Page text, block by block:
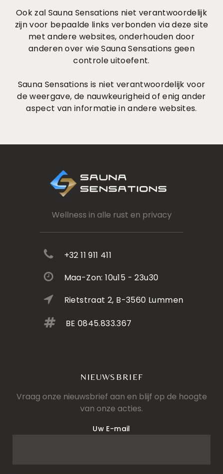
Ook zal Sauna Sensations niet verantwoordelijk
zijn voor bepaalde links verbonden via deze site
met andere websites, onderhouden door
anderen over wie Sauna Sensations geen
controle uitoefent.
Sauna Sensations is niet verantwoordelijk voor
de weergave, de nauwkeurigheid of enig ander
aspect van informatie in andere websites.
Wellness in alle rust en privacy
+32 11 911 411
Maa-Zon: 10u15 - 23u30
Rietstraat 2, B-3560 Lummen
BE 0845.833.367
NIEUWSBRIEF
Vraag onze nieuwsbrief aan en blijf op de hoogte
van onze acties.
Uw E-mail